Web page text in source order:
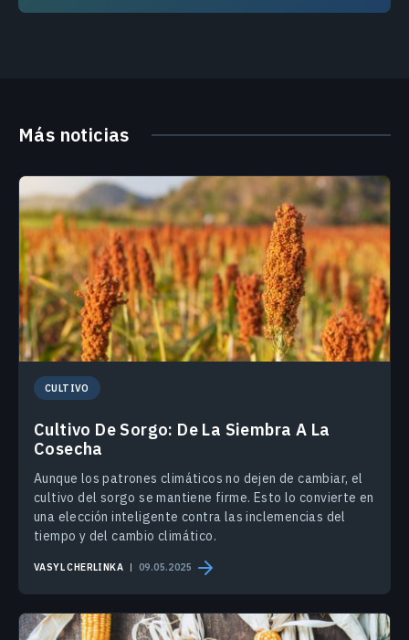
Más noticias
CULTIVO
Cultivo De Sorgo: De La Siembra A La
Cosecha
Aunque los patrones climáticos no dejen de cambiar, el
cultivo del sorgo se mantiene firme. Esto lo convierte en
una elección inteligente contra las inclemencias del
tiempo y del cambio climático.
VASYL CHERLINKA 09.05.2025